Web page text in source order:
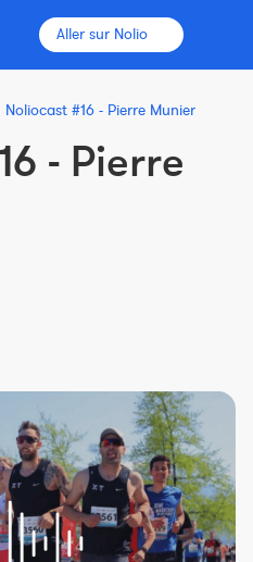
Aller sur Nolio
Noliocast #16 - Pierre Munier
- Pierre